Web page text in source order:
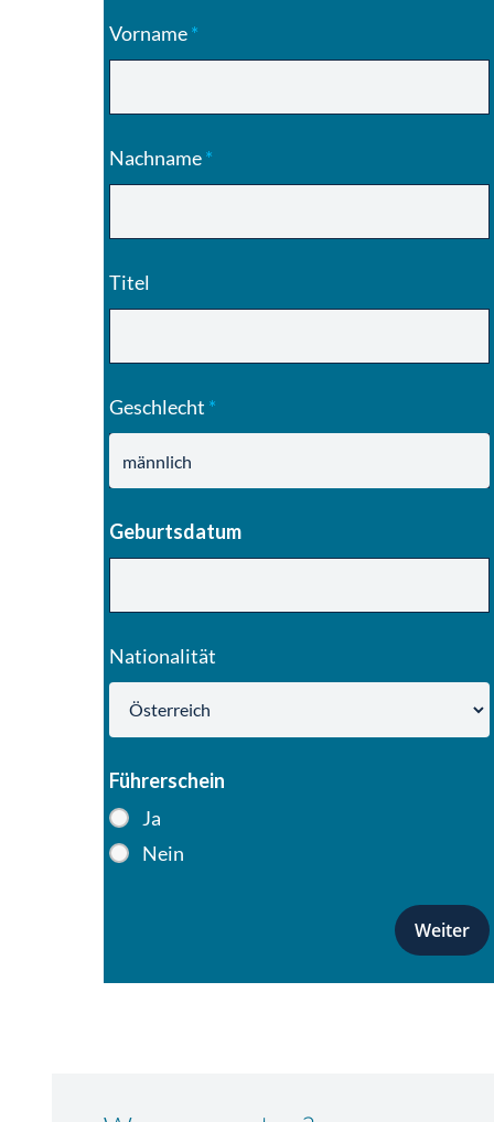
Vorname*
Nachname*
Titel
Geschlecht *
Geburtsdatum
Nationalität
Führerschein
Ja
Nein